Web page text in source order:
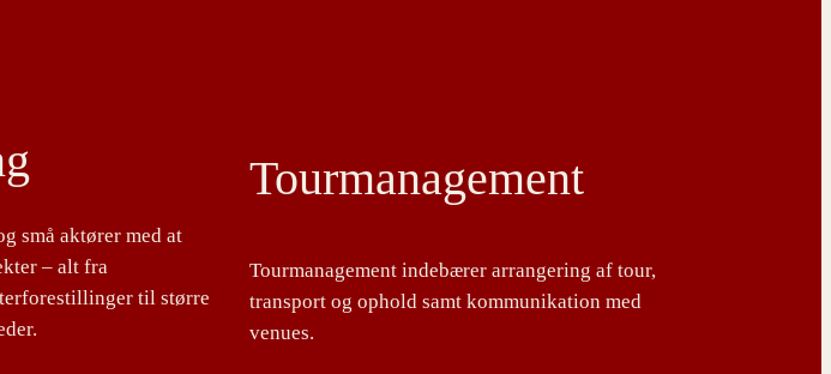
små aktører med at
– alt fra
til større
Tourmanagement
Tourmanagement indebærer arrangering af tour,
transport og ophold samt kommunikation med
venues.